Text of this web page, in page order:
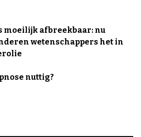
moeilijk afbreekbaar: nu
wetenschappers het in
nuttig?